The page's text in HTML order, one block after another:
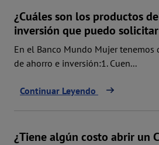
¿Cuáles son los productos
inversión que puedo
En el Banco Mundo Mujer tenemos
de ahorro e inversión:1. Cuen...
Continuar Leyendo
¿Tiene algún costo abrir un